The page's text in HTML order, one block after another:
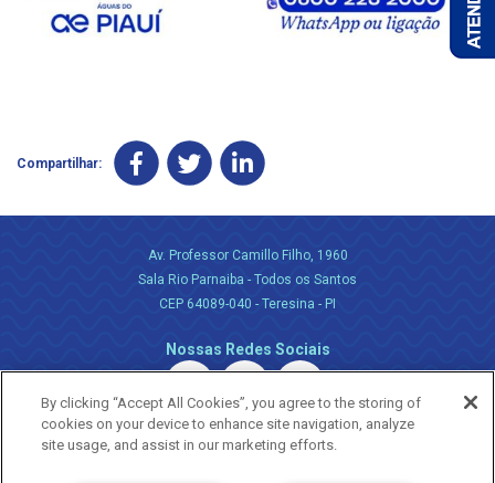
Compartilhar:
Av. Professor Camillo Filho, 1960
Sala Rio Parnaiba - Todos os Santos
CEP 64089-040 - Teresina - PI
Nossas Redes Sociais
By clicking “Accept All Cookies”, you agree to the storing of
cookies on your device to enhance site navigation, analyze
site usage, and assist in our marketing efforts.